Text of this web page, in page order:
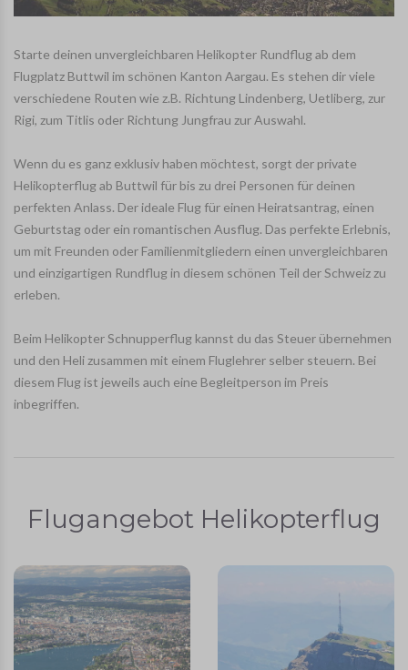
Starte deinen unvergleichbaren Helikopter Rundflug ab dem
Flugplatz Buttwil im schönen Kanton Aargau. Es stehen dir viele
verschiedene Routen wie z.B. Richtung Lindenberg, Uetliberg, zur
Rigi, zum Titlis oder Richtung Jungfrau zur Auswahl.
Wenn du es ganz exklusiv haben möchtest, sorgt der private
Helikopterflug ab Buttwil für bis zu drei Personen für deinen
perfekten Anlass. Der ideale Flug für einen Heiratsantrag, einen
Geburtstag oder ein romantischen Ausflug. Das perfekte Erlebnis,
um mit Freunden oder Familienmitgliedern einen unvergleichbaren
und einzigartigen Rundflug in diesem schönen Teil der Schweiz zu
erleben.
Beim Helikopter Schnupperflug kannst du das Steuer übernehmen
und den Heli zusammen mit einem Fluglehrer selber steuern. Bei
diesem Flug ist jeweils auch eine Begleitperson im Preis
inbegriffen.
Flugangebot Helikopterflug